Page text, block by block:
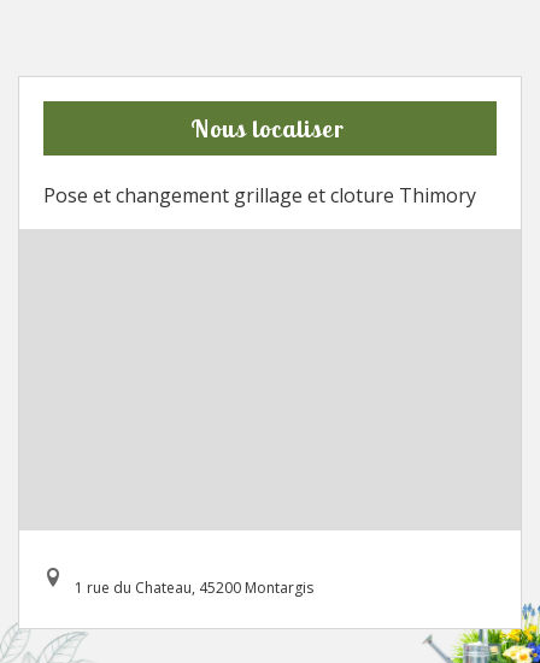
Nous localiser
Pose et changement grillage et cloture Thimory
1 rue du Chateau, 45200 Montargis